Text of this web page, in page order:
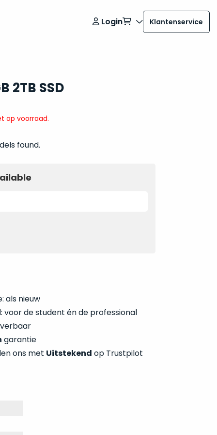
Login Klantenservice
2TB SSD
op voorraad.
found.
als nieuw
voor de student én de professional
garantie
ons met Uitstekend op Trustpilot